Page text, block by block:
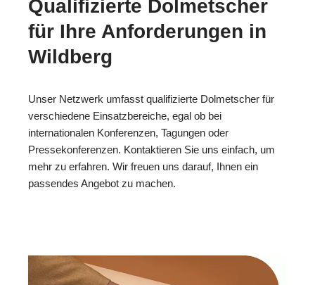
Qualifizierte Dolmetscher
für Ihre Anforderungen in
Wildberg
Unser Netzwerk umfasst qualifizierte Dolmetscher für
verschiedene Einsatzbereiche, egal ob bei
internationalen Konferenzen, Tagungen oder
Pressekonferenzen. Kontaktieren Sie uns einfach, um
mehr zu erfahren. Wir freuen uns darauf, Ihnen ein
passendes Angebot zu machen.